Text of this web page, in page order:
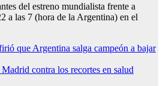
del estreno mundialista frente a
a las 7 (hora de la Argentina) en el
que Argentina salga campeón a bajar
contra los recortes en salud